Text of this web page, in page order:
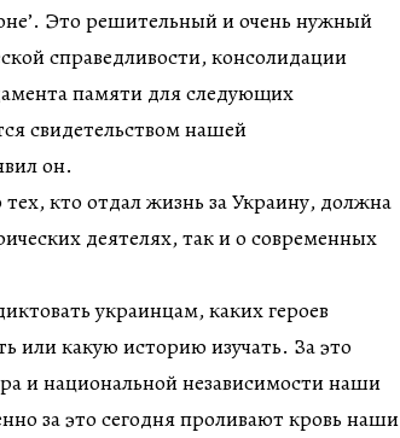
Это решительный и очень нужный
справедливости, консолидации
памяти для следующих
свидетельством нашей
он.
кто отдал жизнь за Украину, должна
деятелях, так и о современных
украинцам, каких героев
или какую историю изучать. За это
и национальной независимости наши
за это сегодня проливают кровь наши